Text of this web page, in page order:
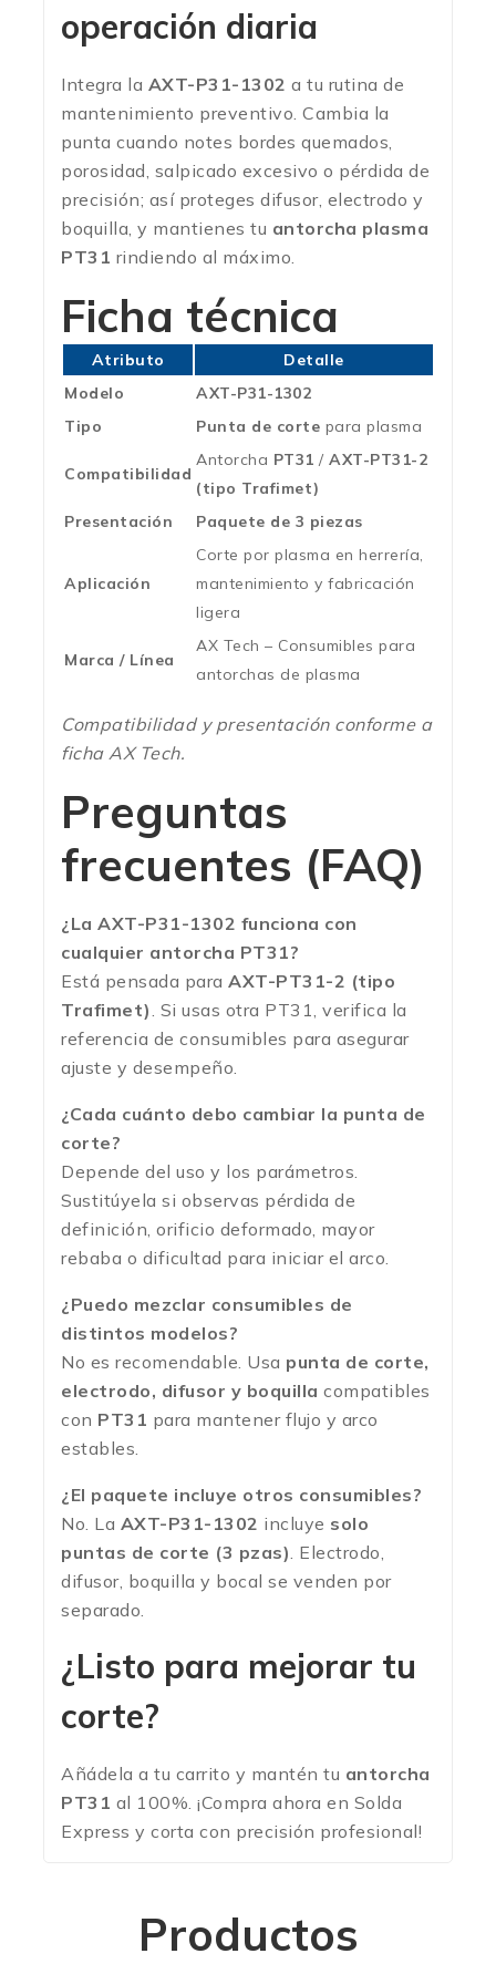
operación diaria
Integra la AXT-P31-1302 a tu rutina de
mantenimiento preventivo. Cambia la
punta cuando notes bordes quemados,
porosidad, salpicado excesivo o pérdida de
precisión; así proteges difusor, electrodo y
boquilla, y mantienes tu antorcha plasma
PT31 rindiendo al máximo.
Ficha técnica
Atributo
Detalle
Modelo
AXT-P31-1302
Tipo
Punta de corte para plasma
Compatibilidad
Antorcha PT31 / AXT-PT31-2
(tipo Trafimet)
Presentación
Paquete de 3 piezas
Aplicación
Corte por plasma en herrería,
mantenimiento y fabricación
ligera
Marca / Línea
AX Tech – Consumibles para
antorchas de plasma
Compatibilidad y presentación conforme a
ficha AX Tech.
Preguntas
frecuentes (FAQ)
¿La AXT-P31-1302 funciona con
cualquier antorcha PT31?
Está pensada para AXT-PT31-2 (tipo
Trafimet). Si usas otra PT31, verifica la
referencia de consumibles para asegurar
ajuste y desempeño.
¿Cada cuánto debo cambiar la punta de
corte?
Depende del uso y los parámetros.
Sustitúyela si observas pérdida de
definición, orificio deformado, mayor
rebaba o dificultad para iniciar el arco.
¿Puedo mezclar consumibles de
distintos modelos?
No es recomendable. Usa punta de corte,
electrodo, difusor y boquilla compatibles
con PT31 para mantener flujo y arco
estables.
¿El paquete incluye otros consumibles?
No. La AXT-P31-1302 incluye solo
puntas de corte (3 pzas). Electrodo,
difusor, boquilla y bocal se venden por
separado.
¿Listo para mejorar tu
corte?
Añádela a tu carrito y mantén tu antorcha
PT31 al 100%. ¡Compra ahora en Solda
Express y corta con precisión profesional!
Productos